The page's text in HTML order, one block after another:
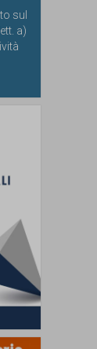
sul
a)